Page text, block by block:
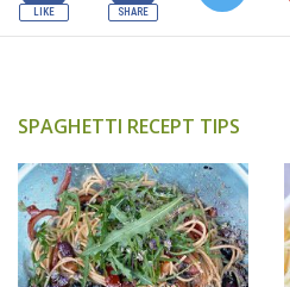
SPAGHETTI RECEPT TIPS